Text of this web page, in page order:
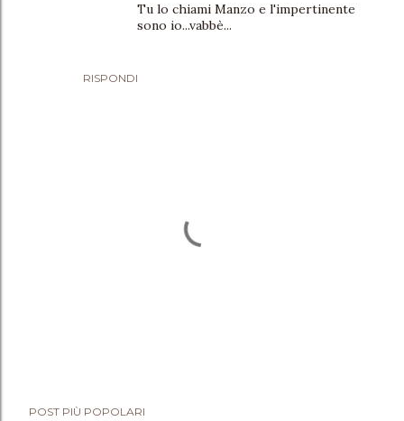
RISPONDI
Tu lo chiami Manzo e l'impertinente
sono io...vabbè...
POST PIÙ POPOLARI